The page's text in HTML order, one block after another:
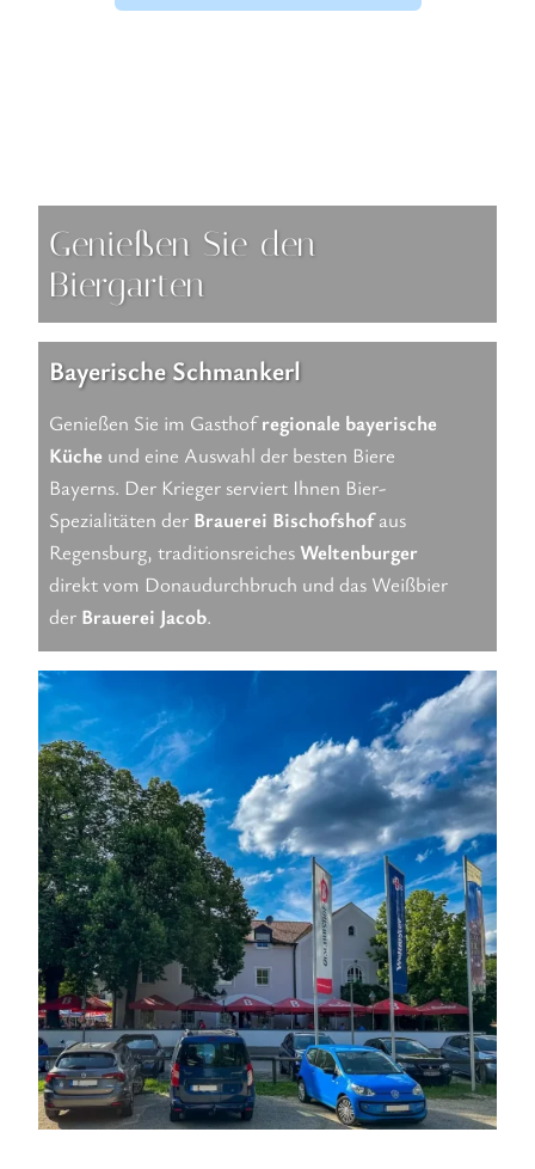
Genießen Sie den
Biergarten
Bayerische Schmankerl
Genießen Sie im Gasthofregionale bayerische
Küche und eine Auswahl der besten Biere
Bayerns. Der Krieger serviert Ihnen Bier-
Spezialitäten der Brauerei Bischofshofaus
Regensburg, traditionsreiches Weltenburger
direkt vom Donaudurchbruch und das Weißbier
der Brauerei Jacob.